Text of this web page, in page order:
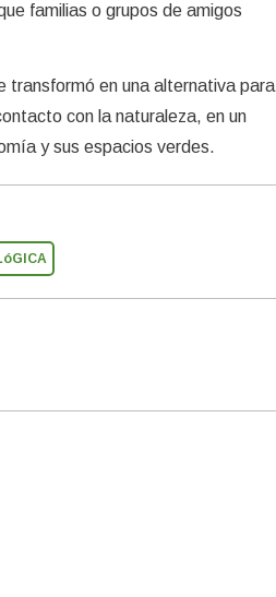
familias o grupos de amigos
transformó en una alternativa para
con la naturaleza, en un
y sus espacios verdes.